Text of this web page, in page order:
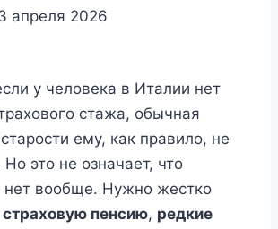
апреля 2026
у человека в Италии нет
стажа, обычная
ему, как правило, не
это не означает, что
нет вообще. Нужно жестко
страховую пенсию, редкие